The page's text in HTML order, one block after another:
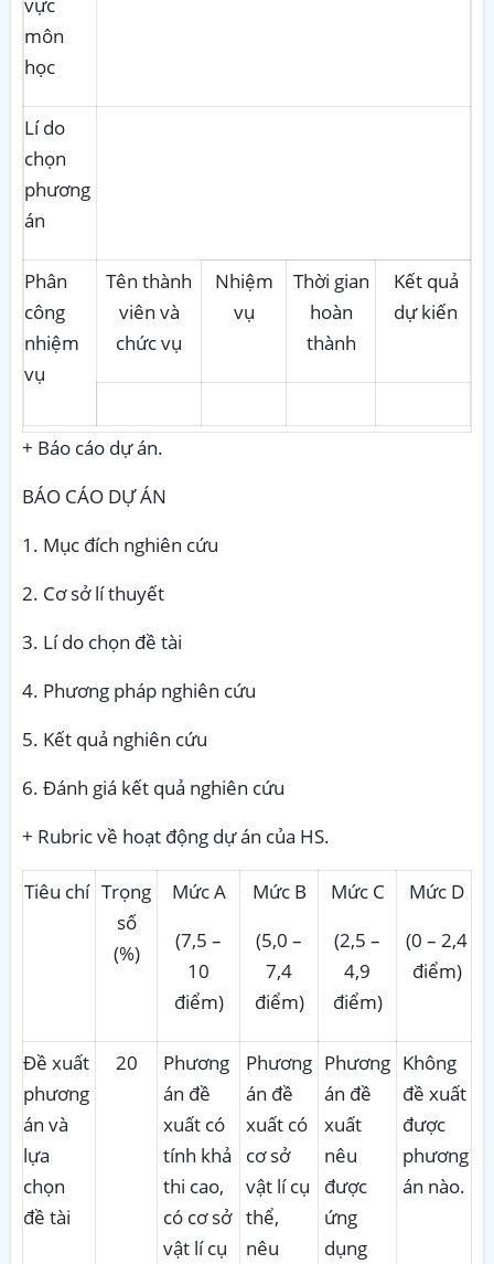
môn
học
Lí do
chọn
phương
án
Phân
công
nhiệm
vụ
Tên thành
viên và
chức vụ
Nhiệm
vụ
Thời gian
hoàn
thành
Kết quả
dự kiến
+ Báo cáo dự án.
BÁO CÁO DỰ ÁN
1. Mục đích nghiên cứu
2. Cơ sở lí thuyết
3. Lí do chọn đề tài
4. Phương pháp nghiên cứu
5. Kết quả nghiên cứu
6. Đánh giá kết quả nghiên cứu
+ Rubric về hoạt động dự án của HS.
Tiêu chí Trọng
số
(%)
Mức A
(7,5 –
10
điểm)
Mức B
(5,0 –
7,4
điểm)
Mức C
(2,5 –
4,9
điểm)
Mức D
(0 – 2,4
điểm)
Đề xuất
phương
án và
lựa
chọn
đề tài
20
Phương
án đề
xuất có
tính khả
thi cao,
có cơ sở
vật lí cụ
Phương
án đề
xuất có
cơ sở
vật lí cụ
thể,
nêu
Phương
án đề
xuất
nêu
được
ứng
dụng
Không
đề xuất
được
phương
án nào.